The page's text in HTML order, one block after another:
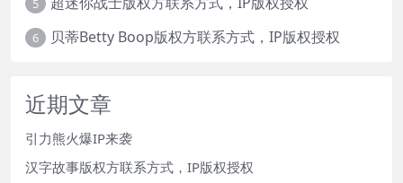
5
6 贝蒂Betty Boop版权方联系方式，IP版权授权
近期文章
引力熊火爆IP来袭
汉字故事版权方联系方式，IP版权授权